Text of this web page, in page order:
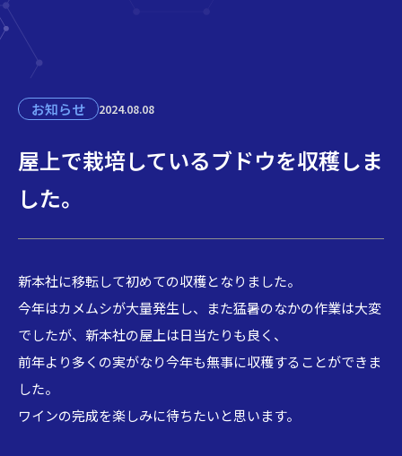
お知らせ 2024.08.08
屋上で栽培しているブドウを収穫しま
した。
新本社に移転して初めての収穫となりました。
今年はカメムシが大量発生し、また猛暑のなかの作業は大変
でしたが、新本社の屋上は日当たりも良く、
前年より多くの実がなり今年も無事に収穫することができま
した。
ワインの完成を楽しみに待ちたいと思います。